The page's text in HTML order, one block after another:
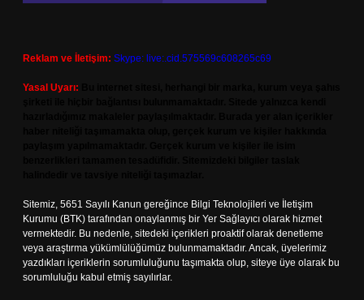
Reklam ve İletişim: Skype: live:.cid.575569c608265c69
Yasal Uyarı:
Sitemiz, 5651 Sayılı Kanun gereğince Bilgi Teknolojileri ve İletişim
Kurumu (BTK) tarafından onaylanmış bir Yer Sağlayıcı olarak hizmet
vermektedir. Bu nedenle, sitedeki içerikleri proaktif olarak denetleme
veya araştırma yükümlülüğümüz bulunmamaktadır. Ancak, üyelerimiz
yazdıkları içeriklerin sorumluluğunu taşımakta olup, siteye üye olarak bu
sorumluluğu kabul etmiş sayılırlar.